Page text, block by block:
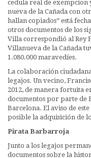
cedula real de
nueva de la Cañada con
hallan copiados” está
otros documentos de los
Villa correspondió al Rey
Villanueva de la Cañada
1.080.000 maravedíes.
La colaboración
legajos. Un vecino,
2012, de manera fortuita
documentos por parte de
Barcelona. El aviso de
posible la adquisición de
Pirata Barbarroja
Junto a los legajos
documentos sobre la